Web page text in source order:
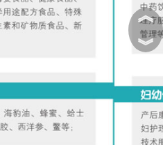
︽
︾